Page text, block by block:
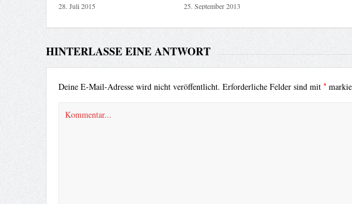
28. Juli 2015 25. September 2013
HINTERLASSE EINE ANTWORT
Deine E-Mail-Adresse wird nicht veröffentlicht. Erforderliche Felder sind mit *